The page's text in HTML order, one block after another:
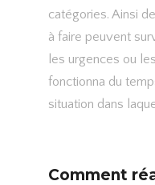
catégories. Ainsi
à faire peuvent
les urgences ou
fonctionna du
situation dans
Comment